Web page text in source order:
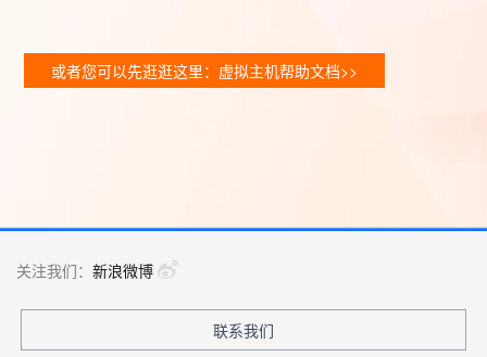
或者您可以先逛逛这里：虚拟主机帮助文档>>